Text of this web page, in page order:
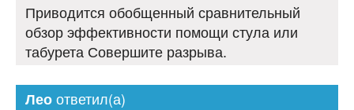
Приводится обобщенный сравнительный
обзор эффективности помощи стула или
табурета Совершите разрыва.
Леоответил(а)